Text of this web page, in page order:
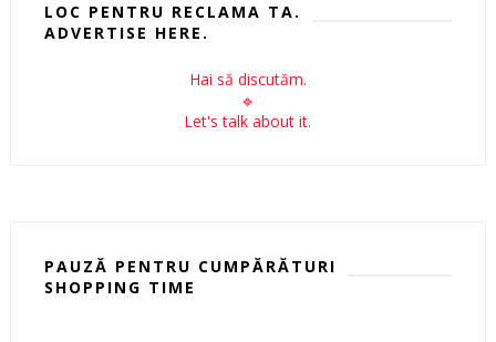
LOC PENTRU RECLAMA TA.
ADVERTISE HERE.
Hai să discutăm.
🔹
Let's talk about it.
PAUZĂ PENTRU CUMPĂRĂTURI
SHOPPING TIME